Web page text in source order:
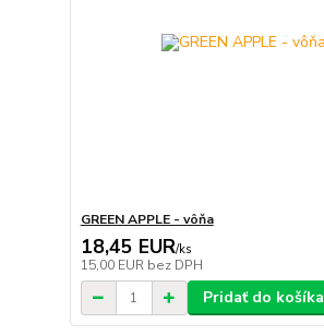
GREEN APPLE - vôňa
18,45 EUR/ks
15,00 EUR bez DPH
Pridať do košíka